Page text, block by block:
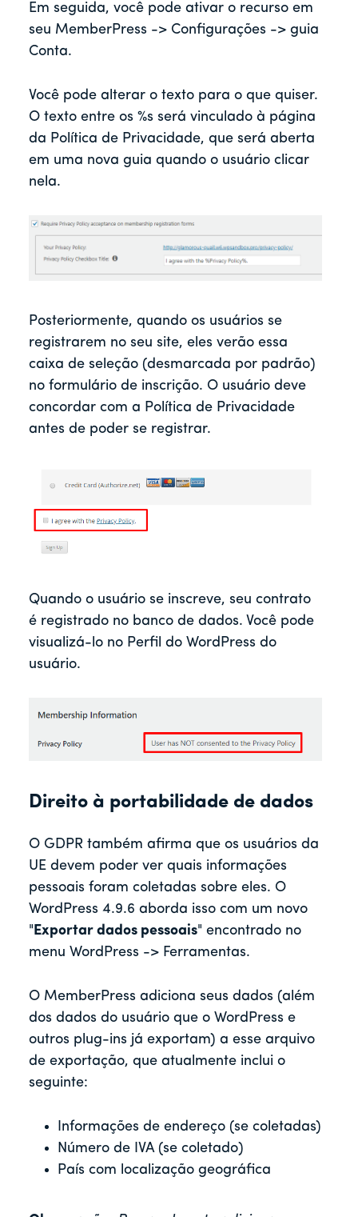
Em seguida, você pode ativar o recurso em
seu MemberPress -> Configurações -> guia
Conta.
Você pode alterar o texto para o que quiser.
O texto entre os %s será vinculado à página
da Política de Privacidade, que será aberta
em uma nova guia quando o usuário clicar
nela.
Posteriormente, quando os usuários se
registrarem no seu site, eles verão essa
caixa de seleção (desmarcada por padrão)
no formulário de inscrição. O usuário deve
concordar com a Política de Privacidade
antes de poder se registrar.
Quando o usuário se inscreve, seu contrato
é registrado no banco de dados. Você pode
visualizá-lo no Perfil do WordPress do
usuário.
Direito à portabilidade de dados
O GDPR também afirma que os usuários da
UE devem poder ver quais informações
pessoais foram coletadas sobre eles. O
WordPress 4.9.6 aborda isso com um novo
" Exportar dados pessoais" encontrado no
menu WordPress -> Ferramentas.
O MemberPress adiciona seus dados (além
dos dados do usuário que o WordPress e
outros plug-ins já exportam) a esse arquivo
de exportação, que atualmente inclui o
seguinte:
Informações de endereço (se coletadas)
Número de IVA (se coletado)
País com localização geográfica